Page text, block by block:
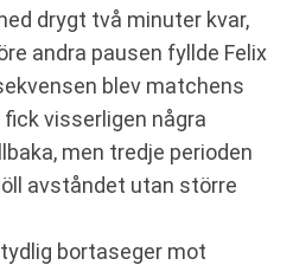
drygt två minuter kvar,
andra pausen fyllde Felix
blev matchens
visserligen några
men tredje perioden
avståndet utan större
bortaseger mot